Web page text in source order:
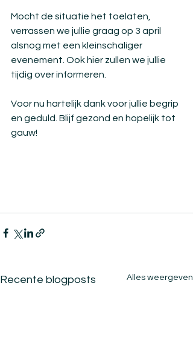
Mocht de situatie het toelaten,
verrassen we jullie graag op 3 april
alsnog met een kleinschaliger
evenement. Ook hier zullen we jullie
tijdig over informeren.
Voor nu hartelijk dank voor jullie begrip
en geduld. Blijf gezond en hopelijk tot
gauw!
Recente blogposts Alles weergeven